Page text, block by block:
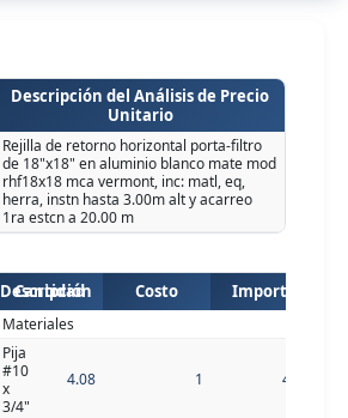
Descripción del Análisis de Precio
Unitario
Rejilla de retorno horizontal porta-filtro
de 18"x18" en aluminio blanco mate mod
rhf18x18 mca vermont, inc: matl, eq,
herra, instn hasta 3.00m alt y acarreo
1ra estcn a 20.00 m
Descripción
Cantidad Costo Importe
Materiales
Pija
#10
x
3/4"
4.08 1 4.08